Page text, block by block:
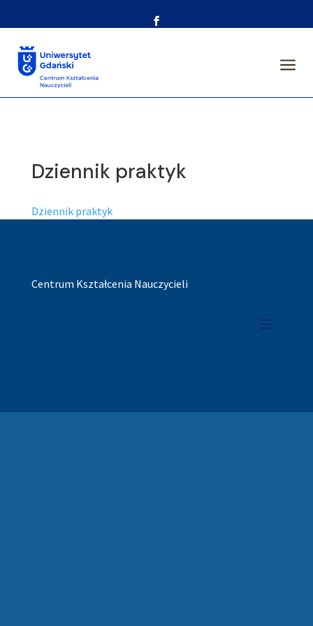
a
Dziennik praktyk
Dziennik praktyk
Centrum Kształcenia Nauczycieli